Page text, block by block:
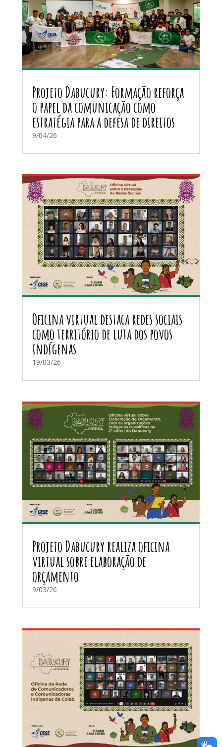
Projeto Dabucury: Formação reforça
o papel da comunicação como
estratégia para a defesa de direitos
9/04/26
Oficina virtual destaca redes sociais
como território de luta dos povos
indígenas
19/03/26
Projeto Dabucury realiza oficina
virtual sobre elaboração de
orçamento
9/03/26